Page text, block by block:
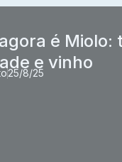
é Miolo:
e vinho
25/8/25